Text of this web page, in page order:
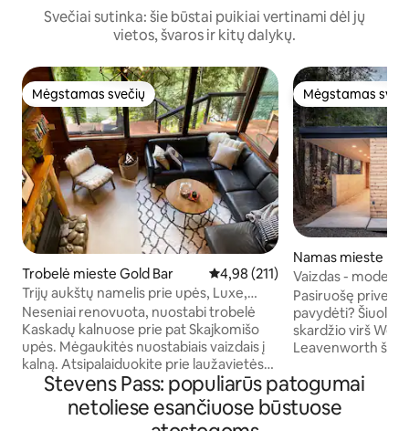
Svečiai sutinka: šie būstai puikiai vertinami dėl jų
vietos, švaros ir kitų dalykų.
Mėgstamas svečių
Mėgstamas svečių
Trobelė mieste Gold Bar Vidutinis įvertinimas: 4,98 iš 5,
4,98 (211)
Trijų aukštų namelis prie upės, Luxe,
vonia, pirtis, augintiniai
Neseniai renovuota, nuostabi trobelė
Kaskadų kalnuose prie pat Skajkomišo
upės. Mėgaukitės nuostabiais vaizdais į
kalną. Atsipalaiduokite prie laužavietės
arba įspūdingoje terasoje, kuri supa visą
būstą, ir pasimėgaukite sūkurine vonia,
lauko dušu ir kepsniais. Viduje rasite
Mėgstamas
Mėgstamas
Namas mieste
h
Vaizdas -
Pasiruošę
pavydėti?
skardžio virš
Leavenworth
siena, kad būtų
gyvenimu viduje
kūrenamu židiniu
Stevens Pass: populiarūs patogumai
netoliese esančiuose būstuose